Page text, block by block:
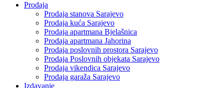
Prodaja
Prodaja stanova Sarajevo
Prodaja kuća Sarajevo
Prodaja apartmana Bjelašnica
Prodaja apartmana Jahorina
Prodaja poslovnih prostora Sarajevo
Prodaja Poslovnih objekata Sarajevo
Prodaja vikendica Sarajevo
Prodaja garaža Sarajevo
Izdavanje